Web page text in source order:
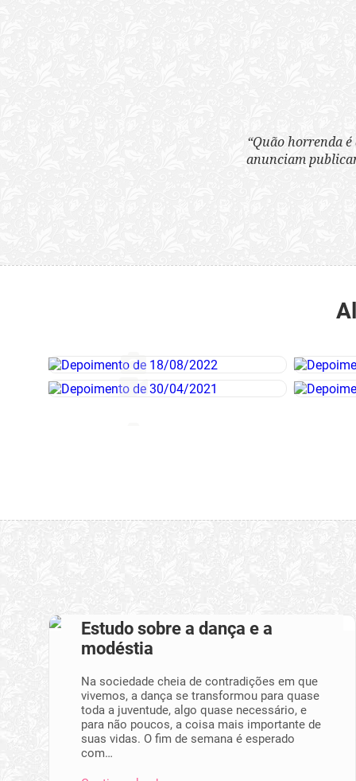
“Quão horrenda
anunciam
Estudo sobre a dança e a
modéstia
Na sociedade cheia de contradições em que
vivemos, a dança se transformou para quase
toda a juventude, algo quase necessário, e
para não poucos, a coisa mais importante de
suas vidas. O fim de semana é esperado
com…